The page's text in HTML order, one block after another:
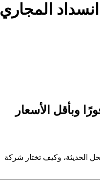
فتح انسداد المجاري
الحديثة، وكيف تختار شركة